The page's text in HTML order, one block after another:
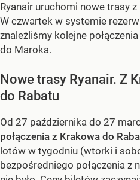
Ryanair uruchomi nowe trasy
W czwartek w systemie
znaleźliśmy kolejne
do Maroka.
Nowe trasy Ryanair. Z
do Rabatu
Od 27 października do 27
połączenia z Krakowa do
lotów w tygodniu (wtorki i
bezpośredniego połączenia z